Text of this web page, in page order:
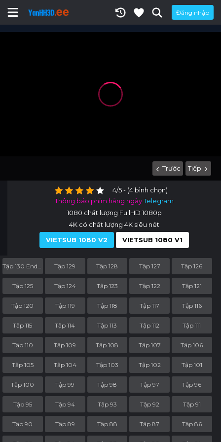
Đăng nhập
Trước Tiếp
4/5 - (4 bình chọn)
Thông báo phim hằng ngàyTelegram
1080 chất lượng FullHD 1080p
4K có chất lượng 4K siêu nét
VIETSUB 1080 V2
VIETSUB 1080 V1
Tập 129 Tập 128 Tập 127 Tập 126
Tập 125 Tập 124 Tập 123 Tập 122 Tập 121
Tập 120 Tập 119 Tập 118 Tập 117 Tập 116
Tập 115 Tập 114 Tập 113 Tập 112 Tập 111
Tập 110 Tập 109 Tập 108 Tập 107 Tập 106
Tập 105 Tập 104 Tập 103 Tập 102 Tập 101
Tập 100 Tập 99 Tập 98 Tập 97 Tập 96
Tập 95 Tập 94 Tập 93 Tập 92 Tập 91
Tập 90 Tập 89 Tập 88 Tập 87 Tập 86